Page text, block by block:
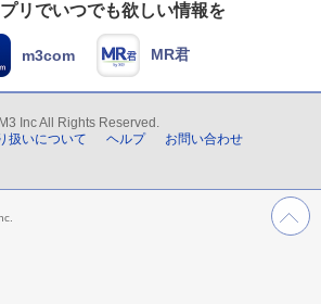
リでいつでも欲しい情報を
m3com MR君
Inc All Rights Reserved.
扱いについて ヘルプ
お問い合わせ